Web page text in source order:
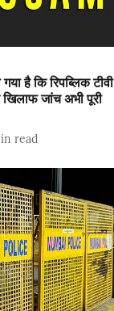
है कि रिपब्लिक टीवी
जांच अभी पूरी
read